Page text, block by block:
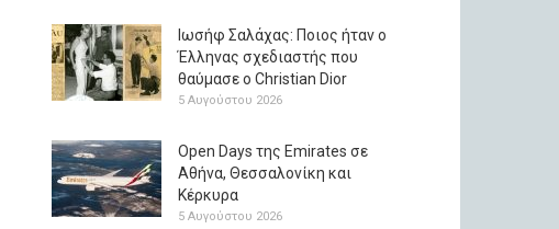
Ιωσήφ Σαλάχας: Ποιος ήταν ο
Έλληνας σχεδιαστής που
θαύμασε ο Christian Dior
5 Αυγούστου 2026
Open Days της Emirates σε
Αθήνα, Θεσσαλονίκη και
Κέρκυρα
5 Αυγούστου 2026